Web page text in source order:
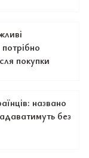
покупки
названо
без